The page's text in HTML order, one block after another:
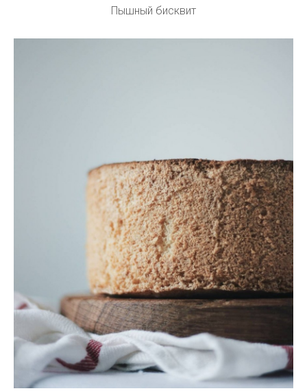
Пышный бисквит